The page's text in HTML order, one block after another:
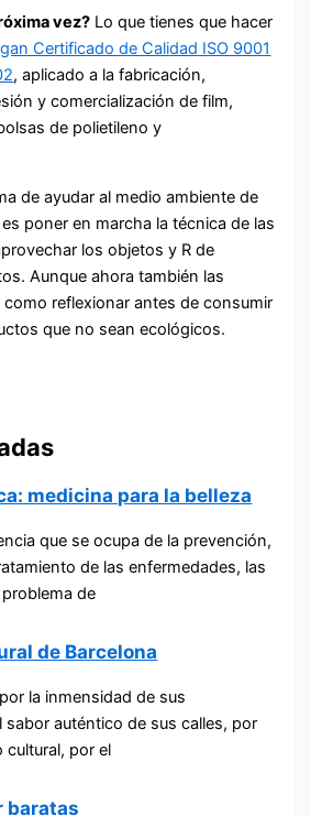
vez? Lo que tienes que hacer
Certificado de Calidad ISO 9001
, aplicado a la fabricación,
y comercialización de film,
de polietileno y
de ayudar al medio ambiente de
poner en marcha la técnica de las
los objetos y R de
Aunque ahora también las
reflexionar antes de consumir
que no sean ecológicos.
medicina para la belleza
que se ocupa de la prevención,
de las enfermedades, las
de
de Barcelona
la inmensidad de sus
auténtico de sus calles, por
cultural, por el
baratas